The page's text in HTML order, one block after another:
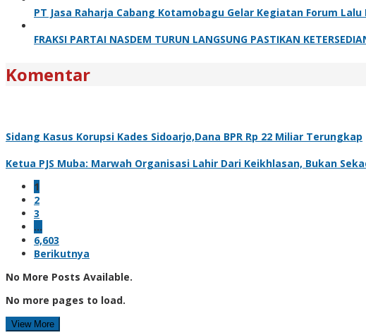
PT Jasa Raharja Cabang Kotamobagu Gelar Kegiatan Forum
FRAKSI PARTAI NASDEM TURUN LANGSUNG PASTIKAN
Komentar
Sidang Kasus Korupsi Kades Sidoarjo,Dana BPR Rp 22 Miliar Terungkap
Ketua PJS Muba: Marwah Organisasi Lahir Dari Keikhlasan, Bukan
1
2
3
…
6,603
Berikutnya
No More Posts Available.
No more pages to load.
View More